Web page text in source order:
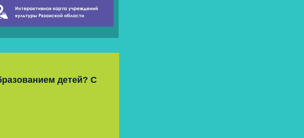
детей? С